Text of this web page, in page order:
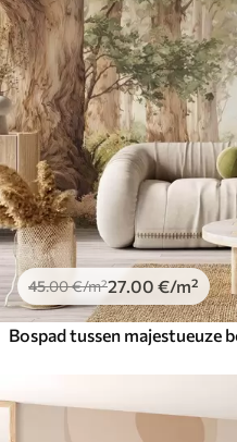
45.00€/m²27 .00 €/m²